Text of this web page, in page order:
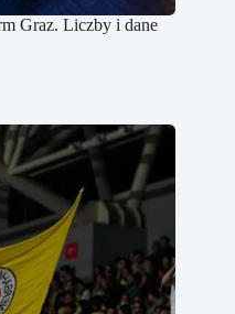
Graz. Liczby i dane